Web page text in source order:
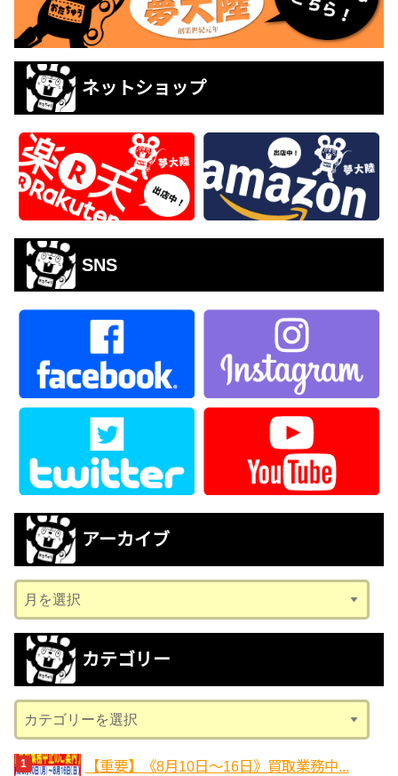
ネットショップ
SNS
アーカイブ
ー
カ
ブ
カテゴリー
テ
ゴ
【重要】《8月10日～16日》買取業務中...